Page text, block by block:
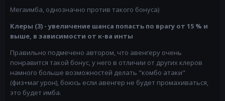
Мегаимба, однозначно против такого бонуса)
Клеры (3) - увеличение шанса попасть по врагу от 15 % и
выше, в зависимости от к-ва инты
Правильно подмечено автором, что авенгеру очень
понравится такой бонус, у него в отличии от других клеров
намного больше возможностей делать "комбо атаки"
(физ+маг урон), боюсь если авенгер не будет промахиваться,
это будет имба.